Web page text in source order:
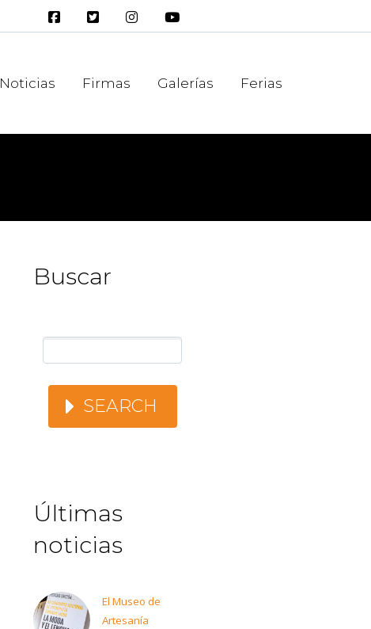
Noticias Firmas Galerías Ferias
Buscar
SEARCH
Últimas
noticias
El Museo de
Artesanía